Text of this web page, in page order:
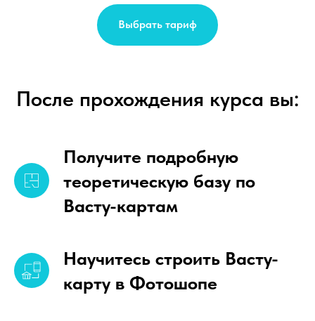
Выбрать тариф
После прохождения курса вы:
Получите подробную
теоретическую базу по
Васту-картам
Научитесь строить Васту-
карту в Фотошопе